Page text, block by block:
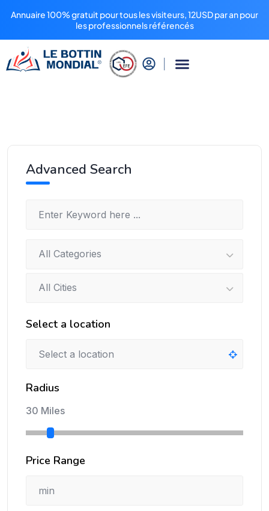
Annuaire 100% gratuit pour tous les visiteurs, 12USD par an pour
les professionnels référencés
Advanced Search
All Categories
All Cities
Select a location
Radius
30 Miles
Price Range